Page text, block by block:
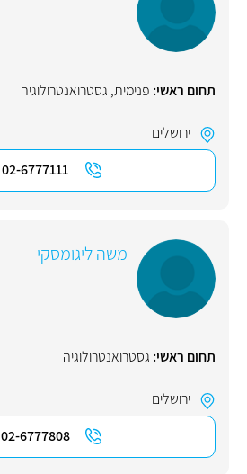
תחום ראשי: פנימית, גסטרואנטרולוגיה
ירושלים
02-6777111
משה ליגומסקי
תחום ראשי: גסטרואנטרולוגיה
ירושלים
02-6777808